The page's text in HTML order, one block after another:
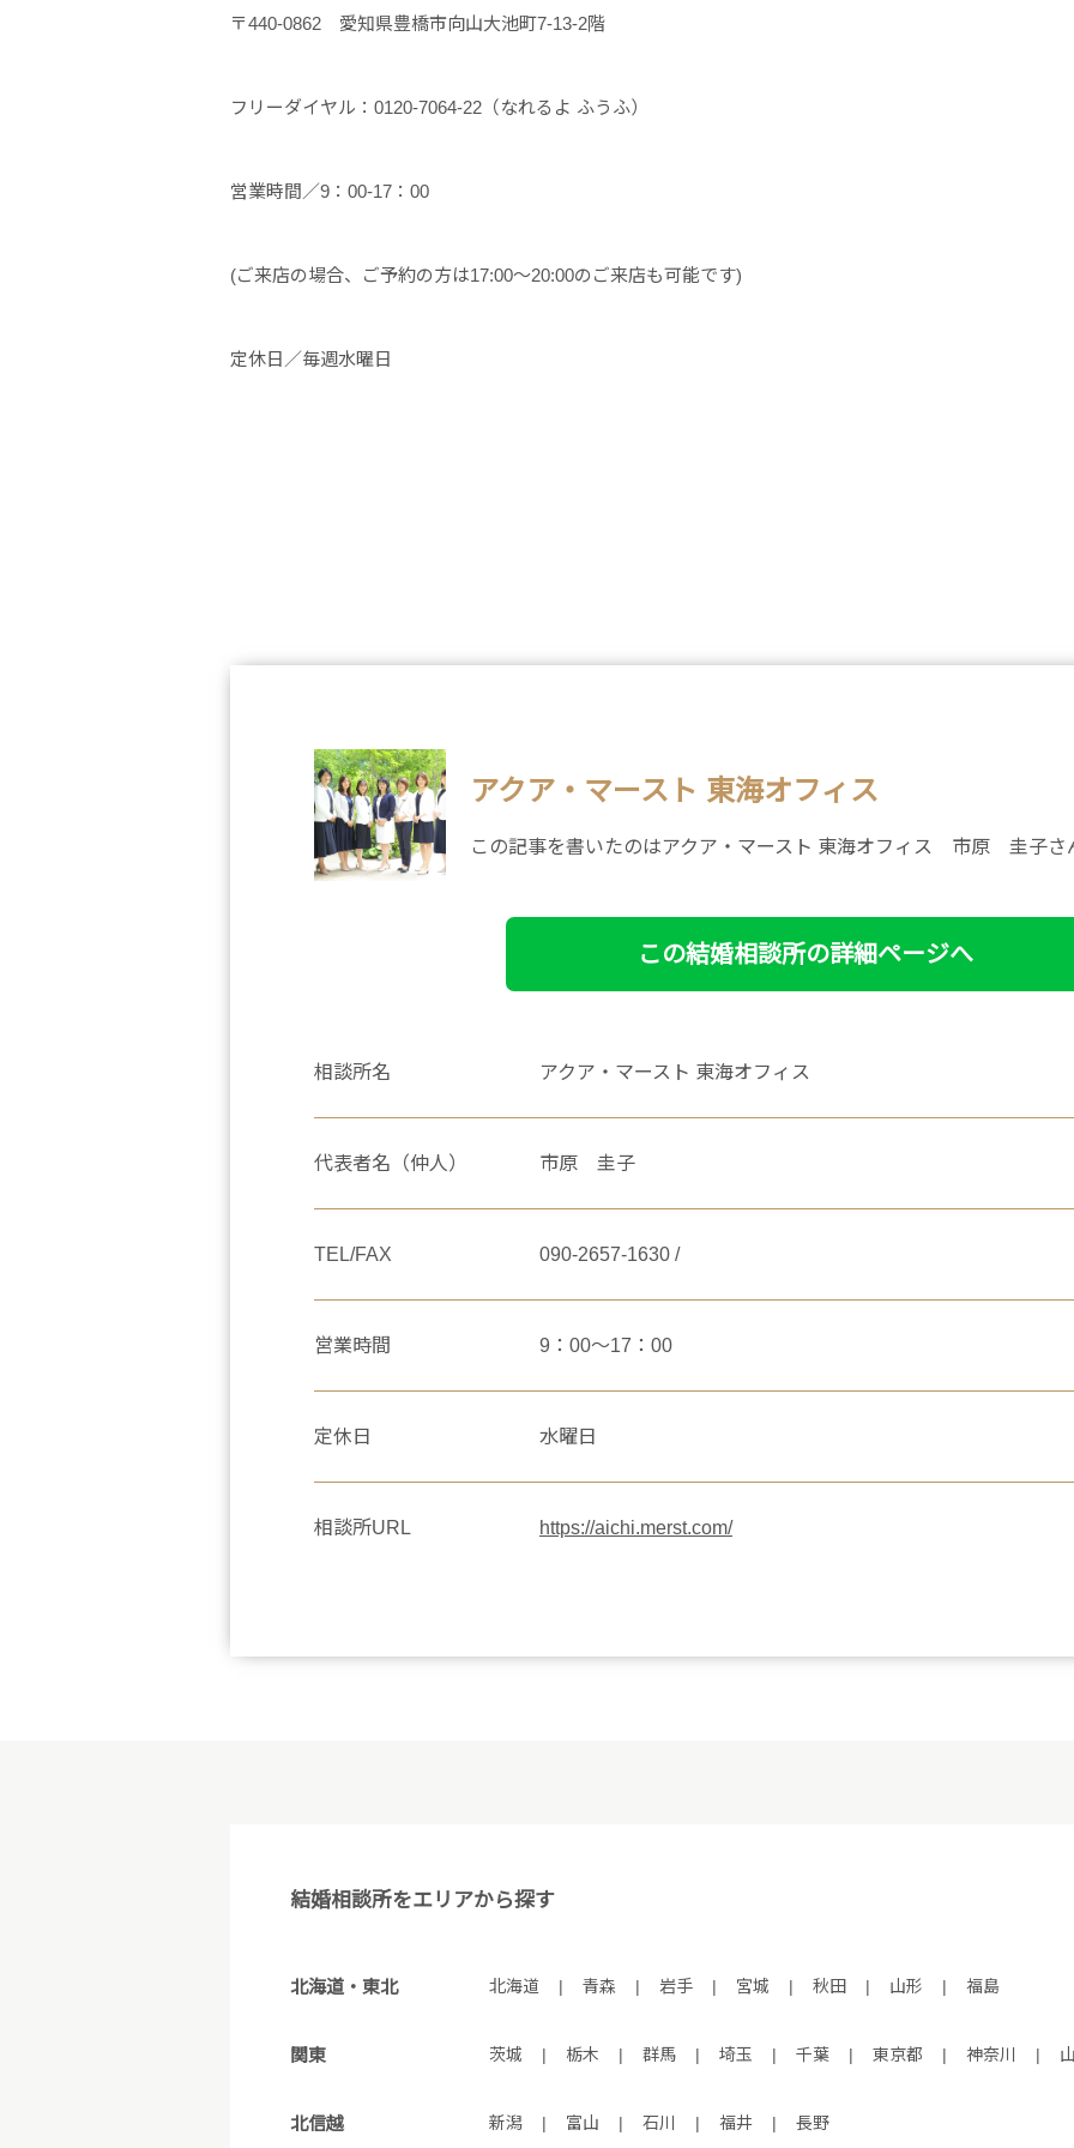
〒440-0862 愛知県豊橋市向山大池町7-13-2階
フリーダイヤル：0120-7064-22（なれるよ ふうふ）
営業時間／9：00-17：00
(ご来店の場合、ご予約の方は17:00～20:00のご来店も可能です)
定休日／毎週水曜日
アクア・マースト 東海オフィス
この記事を書いたのはアクア・マースト 東海オフィス 市原 圭子さ
この結婚相談所の詳細ページへ
相談所名 アクア・マースト 東海オフィス
代表者名（仲人） 市原 圭子
TEL/FAX 090-2657-1630 /
営業時間 9：00～17：00
定休日 水曜日
相談所URL https://aichi.merst.com/
結婚相談所をエリアから探す
北海道・東北 北海道 | 青森 | 岩手 | 宮城 | 秋田 | 山形 | 福島
関東 茨城 | 栃木 | 群馬 | 埼玉 | 千葉 | 東京都 | 神奈川 |
北信越 新潟 | 富山 | 石川 | 福井 | 長野